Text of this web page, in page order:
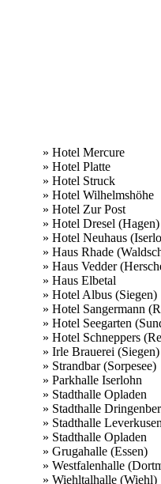
» Hotel Mercure
» Hotel Platte
» Hotel Struck
» Hotel Wilhelmshöhe
» Hotel Zur Post
» Hotel Dresel (Hagen)
» Hotel Neuhaus
» Haus Rhade
» Haus Vedder
» Haus Elbetal
» Hotel Albus (Siegen)
» Hotel Sangermann
» Hotel Seegarten
» Hotel Schneppers
» Irle Brauerei (Siegen)
» Strandbar (Sorpesee)
» Parkhalle Iserlohn
» Stadthalle Opladen
» Stadthalle
» Stadthalle
» Stadthalle Opladen
» Grugahalle (Essen)
» Westfalenhalle
» Wiehltalhalle (Wiehl)